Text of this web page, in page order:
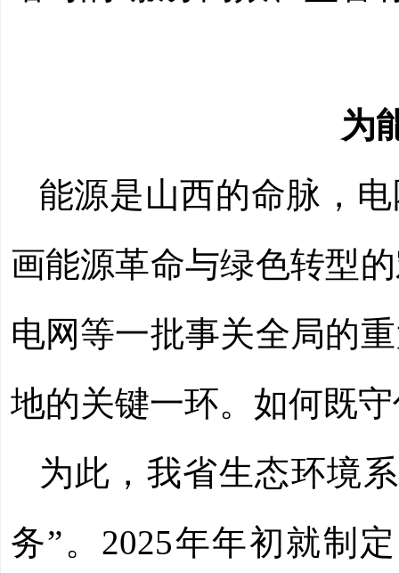
为
能源是山西的命脉，
画能源革命与绿色转型
电网等一批事关全局的
地的关键一环。如何既
为此，我省生态环境
务”。2025年年初就制